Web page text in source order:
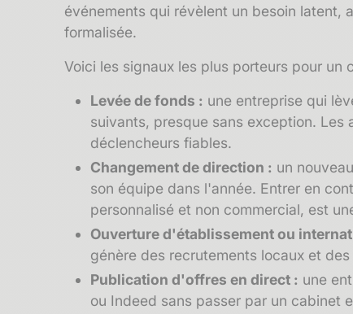
événements qui révèlent un besoin latent,
formalisée.
Voici les signaux les plus porteurs pour un
Levée de fonds : une entreprise qui
suivants, presque sans exception. Les
déclencheurs fiables.
Changement de direction : un
son équipe dans l'année. Entrer en
personnalisé et non commercial, est
Ouverture d'établissement ou
génère des recrutements locaux et
Publication d'offres en direct : une
ou Indeed sans passer par un cabinet